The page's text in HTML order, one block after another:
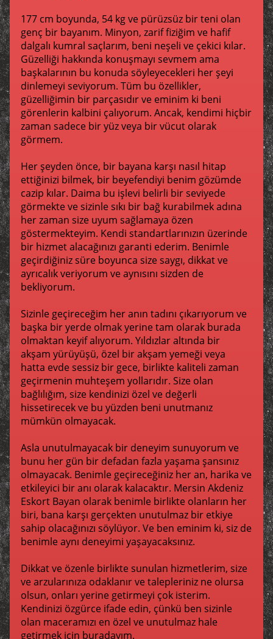
177 cm boyunda, 54 kg ve pürüzsüz bir teni olan
genç bir bayanım. Minyon, zarif fiziğim ve hafif
dalgalı kumral saçlarım, beni neşeli ve çekici kılar.
Güzelliği hakkında konuşmayı sevmem ama
başkalarının bu konuda söyleyecekleri her şeyi
dinlemeyi seviyorum. Tüm bu özellikler,
güzelliğimin bir parçasıdır ve eminim ki beni
görenlerin kalbini çalıyorum. Ancak, kendimi hiçbir
zaman sadece bir yüz veya bir vücut olarak
görmem.
Her şeyden önce, bir bayana karşı nasıl hitap
ettiğinizi bilmek, bir beyefendiyi benim gözümde
cazip kılar. Daima bu işlevi belirli bir seviyede
görmekte ve sizinle sıkı bir bağ kurabilmek adına
her zaman size uyum sağlamaya özen
göstermekteyim. Kendi standartlarınızın üzerinde
bir hizmet alacağınızı garanti ederim. Benimle
geçirdiğiniz süre boyunca size saygı, dikkat ve
ayrıcalık veriyorum ve aynısını sizden de
bekliyorum.
Sizinle geçireceğim her anın tadını çıkarıyorum ve
başka bir yerde olmak yerine tam olarak burada
olmaktan keyif alıyorum. Yıldızlar altında bir
akşam yürüyüşü, özel bir akşam yemeği veya
hatta evde sessiz bir gece, birlikte kaliteli zaman
geçirmenin muhteşem yollarıdır. Size olan
bağlılığım, size kendinizi özel ve değerli
hissetirecek ve bu yüzden beni unutmanız
mümkün olmayacak.
Asla unutulmayacak bir deneyim sunuyorum ve
bunu her gün bir defadan fazla yaşama şansınız
olmayacak. Benimle geçireceğiniz her an, harika ve
etkileyici bir anı olarak kalacaktır. Mersin Akdeniz
Eskort Bayan olarak benimle birlikte olanların her
biri, bana karşı gerçekten unutulmaz bir etkiye
sahip olacağınızı söylüyor. Ve ben eminim ki, siz de
benimle aynı deneyimi yaşayacaksınız.
Dikkat ve özenle birlikte sunulan hizmetlerim, size
ve arzularınıza odaklanır ve talepleriniz ne olursa
olsun, onları yerine getirmeyi çok isterim.
Kendinizi özgürce ifade edin, çünkü ben sizinle
olan maceramızı en özel ve unutulmaz hale
getirmek için buradayım.